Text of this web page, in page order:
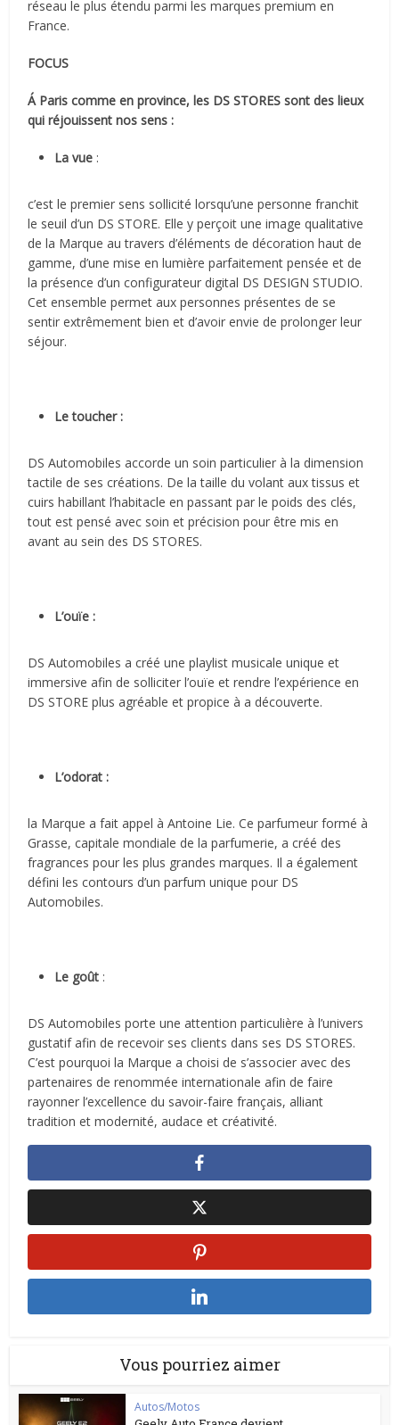
réseau le plus étendu parmi les marques premium en
France.
FOCUS
Á Paris comme en province, les DS STORES sont des lieux
qui réjouissent nos sens :
La vue :
c’est le premier sens sollicité lorsqu’une personne franchit
le seuil d’un DS STORE. Elle y perçoit une image qualitative
de la Marque au travers d’éléments de décoration haut de
gamme, d’une mise en lumière parfaitement pensée et de
la présence d’un configurateur digital DS DESIGN STUDIO.
Cet ensemble permet aux personnes présentes de se
sentir extrêmement bien et d’avoir envie de prolonger leur
séjour.
Le toucher :
DS Automobiles accorde un soin particulier à la dimension
tactile de ses créations. De la taille du volant aux tissus et
cuirs habillant l’habitacle en passant par le poids des clés,
tout est pensé avec soin et précision pour être mis en
avant au sein des DS STORES.
L’ouïe :
DS Automobiles a créé une playlist musicale unique et
immersive afin de solliciter l’ouïe et rendre l’expérience en
DS STORE plus agréable et propice à a découverte.
L’odorat :
la Marque a fait appel à Antoine Lie. Ce parfumeur formé à
Grasse, capitale mondiale de la parfumerie, a créé des
fragrances pour les plus grandes marques. Il a également
défini les contours d’un parfum unique pour DS
Automobiles.
Le goût :
DS Automobiles porte une attention particulière à l’univers
gustatif afin de recevoir ses clients dans ses DS STORES.
C’est pourquoi la Marque a choisi de s’associer avec des
partenaires de renommée internationale afin de faire
rayonner l’excellence du savoir-faire français, alliant
tradition et modernité, audace et créativité.
Vous pourriez aimer
Autos/Motos